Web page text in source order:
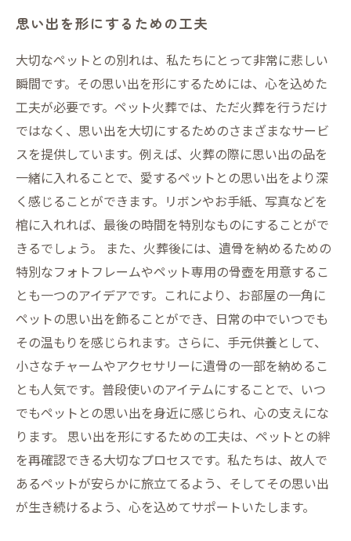
思い出を形にするための工夫
大切なペットとの別れは、私たちにとって非常に悲しい
瞬間です。その思い出を形にするためには、心を込めた
工夫が必要です。ペット火葬では、ただ火葬を行うだけ
ではなく、思い出を大切にするためのさまざまなサービ
スを提供しています。例えば、火葬の際に思い出の品を
一緒に入れることで、愛するペットとの思い出をより深
く感じることができます。リボンやお手紙、写真などを
棺に入れれば、最後の時間を特別なものにすることがで
きるでしょう。 また、火葬後には、遺骨を納めるための
特別なフォトフレームやペット専用の骨壺を用意するこ
とも一つのアイデアです。これにより、お部屋の一角に
ペットの思い出を飾ることができ、日常の中でいつでも
その温もりを感じられます。さらに、手元供養として、
小さなチャームやアクセサリーに遺骨の一部を納めるこ
とも人気です。普段使いのアイテムにすることで、いつ
でもペットとの思い出を身近に感じられ、心の支えにな
ります。 思い出を形にするための工夫は、ペットとの絆
を再確認できる大切なプロセスです。私たちは、故人で
あるペットが安らかに旅立てるよう、そしてその思い出
が生き続けるよう、心を込めてサポートいたします。